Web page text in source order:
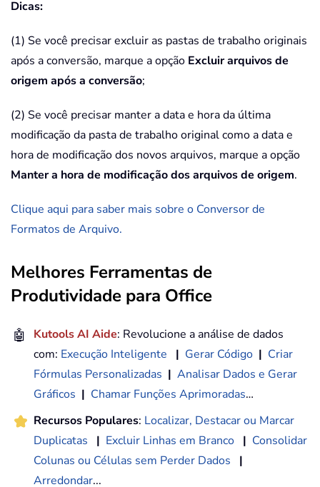
Dicas:
(1) Se você precisar excluir as pastas de trabalho originais
após a conversão, marque a opção Excluir arquivos de
origem após a conversão;
(2) Se você precisar manter a data e hora da última
modificação da pasta de trabalho original como a data e
hora de modificação dos novos arquivos, marque a opção
Manter a hora de modificação dos arquivos de origem.
Clique aqui para saber mais sobre o Conversor de
Formatos de Arquivo.
Melhores Ferramentas de
Produtividade para Office
🤖 Kutools AI Aide: Revolucione a análise de dados
com: Execução Inteligente | Gerar Código | Criar
Fórmulas Personalizadas | Analisar Dados e Gerar
Gráficos | Chamar Funções Aprimoradas…
Recursos Populares: Localizar, Destacar ou Marcar
Duplicatas
| Excluir Linhas em Branco | Consolidar
Colunas ou Células sem Perder Dados
|
Arredondar...